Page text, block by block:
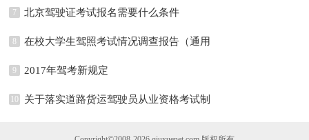
7 北京驾驶证考试报名需要什么条件
8
在校大学生驾照考试情况调查报告（通用
9 2017年驾考新规定
10
关于落实道路货运驾驶员从业资格考试制